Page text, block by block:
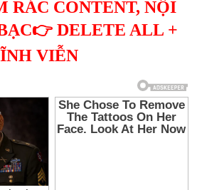
RÁC CONTENT, NỘI
DELETE ALL +
VIỄN